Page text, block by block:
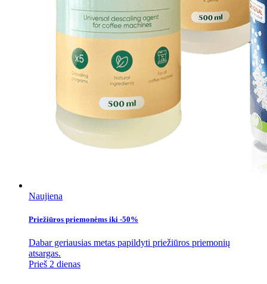
Naujiena
Priežiūros priemonėms iki -50%
Dabar geriausias metas papildyti priežiūros priemonių
atsargas.
Prieš 2 dienas